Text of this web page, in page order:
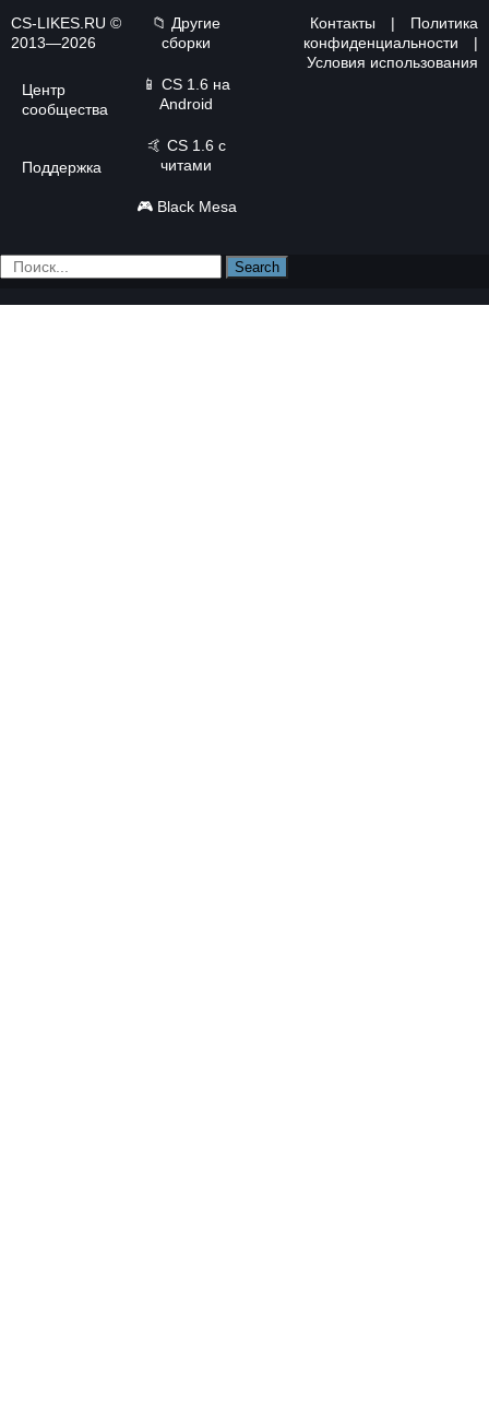
CS-LIKES.RU ©
2013—2026
Центр
сообщества
Поддержка
📁 Другие
сборки
📱 CS 1.6 на
Android
🤙 CS 1.6 с
читами
🎮 Black Mesa
Контакты |
Политика
конфиденциальности
|
Условия использования
Search